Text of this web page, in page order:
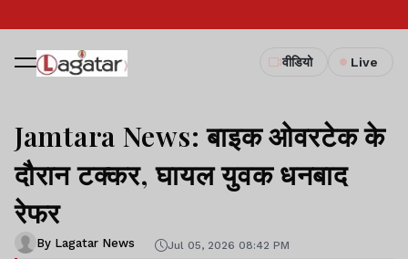
वीडियो Live
Jamtara News: बाइक ओवरटेक के
दौरान टक्कर, घायल युवक धनबाद
रेफर
By Lagatar News Jul 05, 2026 08:42 PM